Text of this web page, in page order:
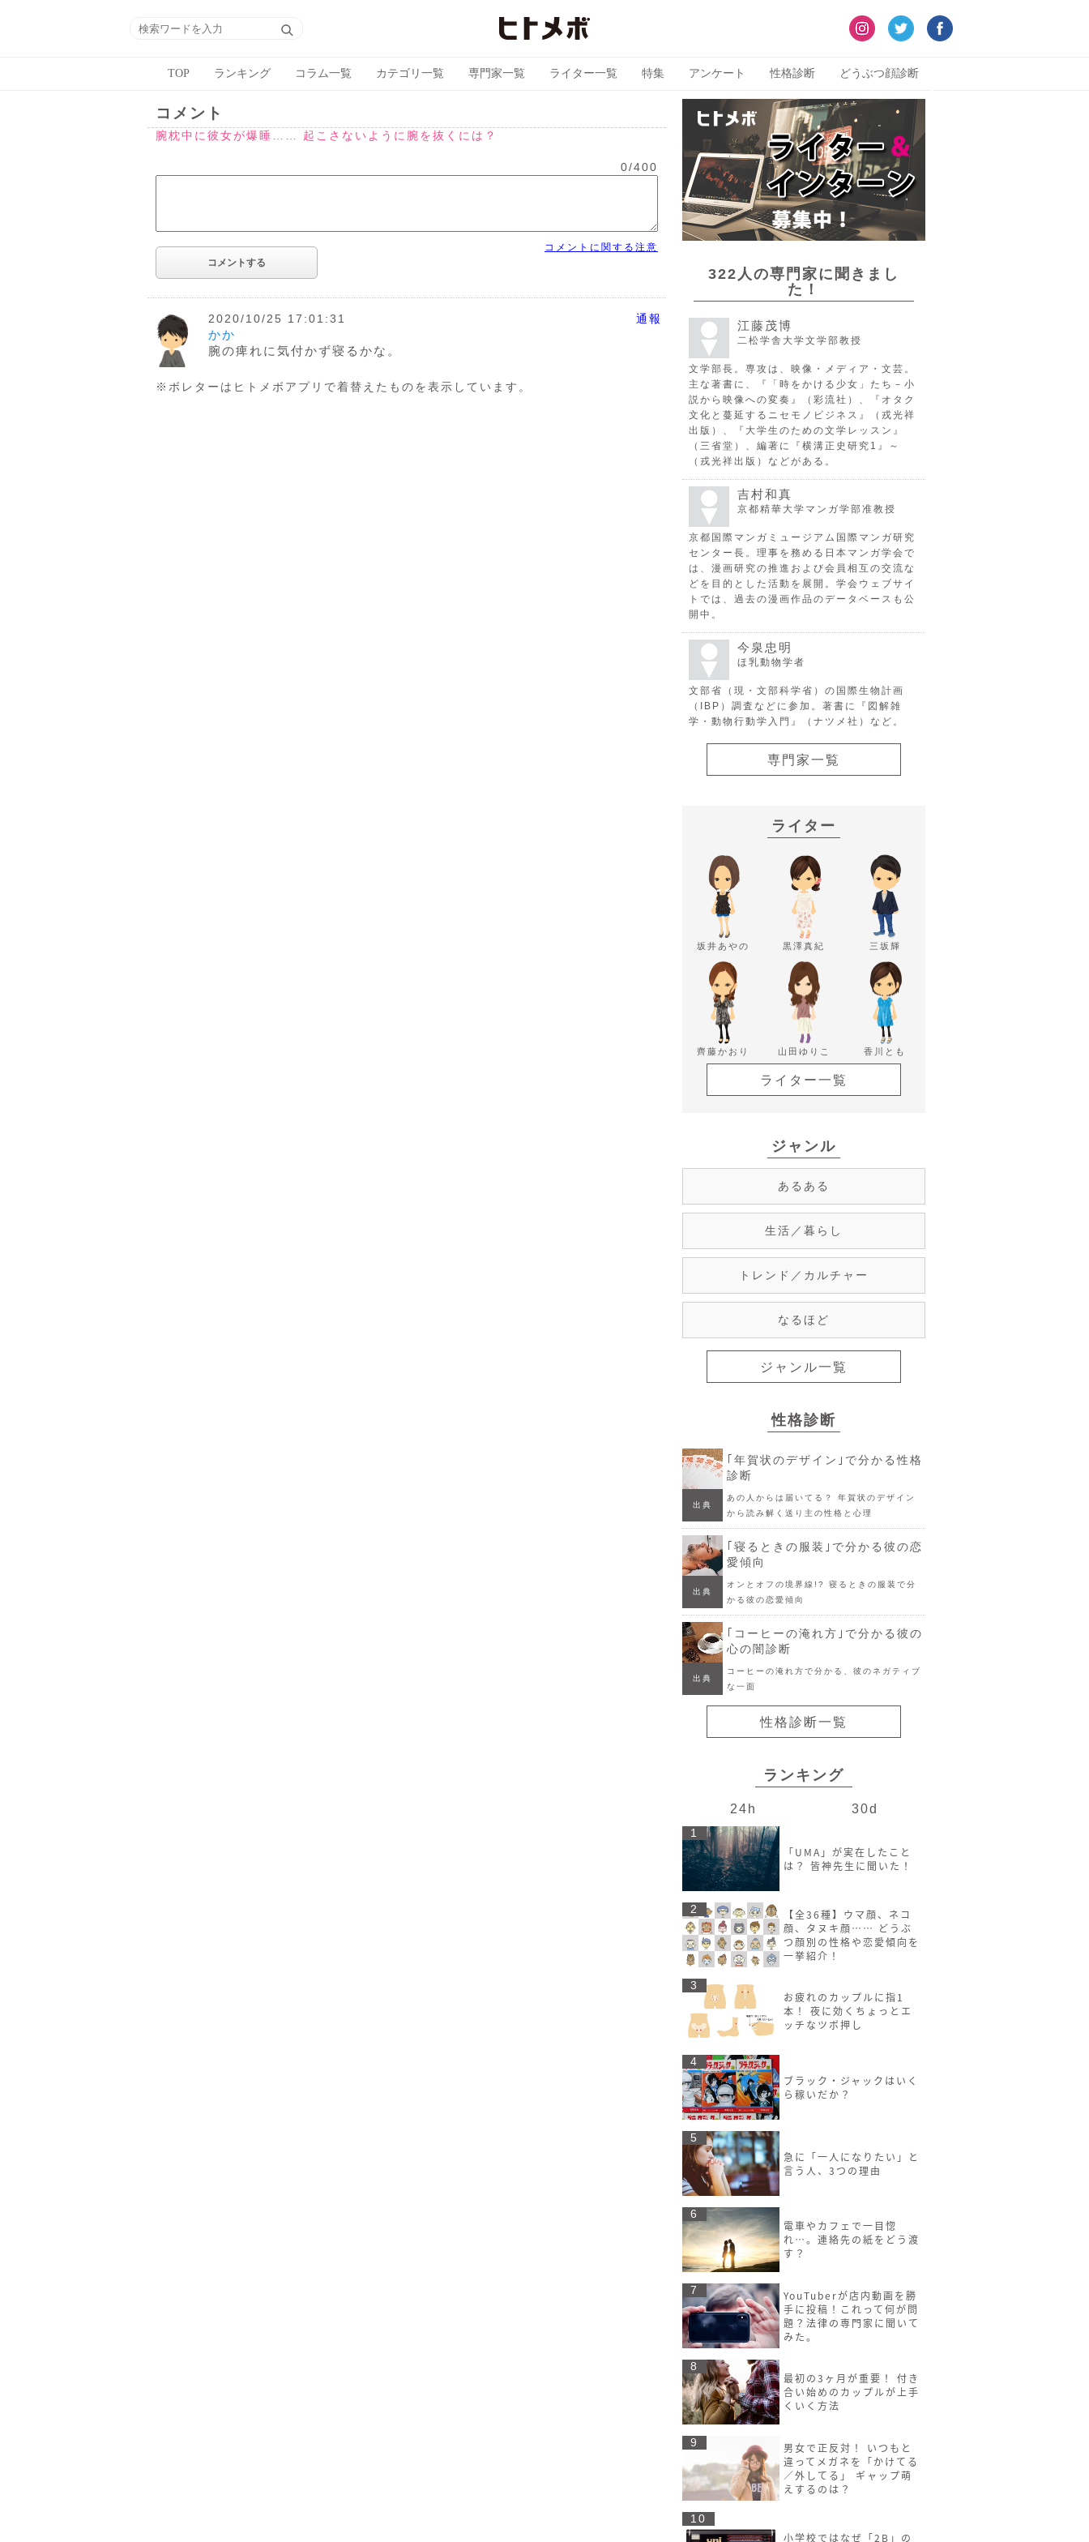
TOP ランキング コラム一覧 カテゴリ一覧 専門家一覧 ライター一覧 特集 アンケート 性格診断 どうぶつ顔診断
コメント
腕枕中に彼女が爆睡…… 起こさないように腕を抜くには？
0/400
コメントに関する注意
2020/10/25 17:01:31
通報
かか
腕の痺れに気付かず寝るかな。
※ボレターはヒトメボアプリで着替えたものを表示しています。
322人の専門家に聞きまし
た！
江藤茂博
二松学舎大学文学部教授
文学部長。専攻は、映像・メディア・文芸。
主な著書に、『「時をかける少女」たち－小
説から映像への変奏』（彩流社）、『オタク
文化と蔓延するニセモノビジネス』（戎光祥
出版）、『大学生のための文学レッスン』
（三省堂）、編著に『横溝正史研究1』～
（戎光祥出版）などがある。
吉村和真
京都精華大学マンガ学部准教授
京都国際マンガミュージアム国際マンガ研究
センター長。理事を務める日本マンガ学会で
は、漫画研究の推進および会員相互の交流な
どを目的とした活動を展開。学会ウェブサイ
トでは、過去の漫画作品のデータベースも公
開中。
今泉忠明
ほ乳動物学者
文部省（現・文部科学省）の国際生物計画
（IBP）調査などに参加。著書に『図解雑
学・動物行動学入門』（ナツメ社）など。
専門家一覧
ライター
坂井あやの 黒澤真紀 三坂輝
齊藤かおり 山田ゆりこ 香川とも
ライター一覧
ジャンル
あるある
生活／暮らし
トレンド／カルチャー
なるほど
ジャンル一覧
性格診断
｢年賀状のデザイン｣で分かる性格
診断
出典
あの人からは届いてる？ 年賀状のデザイン
から読み解く送り主の性格と心理
｢寝るときの服装｣で分かる彼の恋
愛傾向
出典
オンとオフの境界線!? 寝るときの服装で分
かる彼の恋愛傾向
｢コーヒーの淹れ方｣で分かる彼の
心の闇診断
出典
コーヒーの淹れ方で分かる、彼のネガティブ
な一面
性格診断一覧
ランキング
24h 30d
1
「UMA」が実在したこと
は？ 皆神先生に聞いた！
2
【全36種】ウマ顔、ネコ
顔、タヌキ顔…… どうぶ
つ顔別の性格や恋愛傾向を
一挙紹介！
3
お疲れのカップルに指1
本！ 夜に効くちょっとエ
ッチなツボ押し
4
ブラック・ジャックはいく
ら稼いだか？
5
急に「一人になりたい」と
言う人、3つの理由
6
電車やカフェで一目惚
れ…。連絡先の紙をどう渡
す？
7
YouTuberが店内動画を勝
手に投稿！これって何が問
題？法律の専門家に聞いて
みた。
8
最初の3ヶ月が重要！ 付き
合い始めのカップルが上手
くいく方法
9
男女で正反対！ いつもと
違ってメガネを「かけてる
／外してる」 ギャップ萌
えするのは？
10
小学校ではなぜ「2B」の